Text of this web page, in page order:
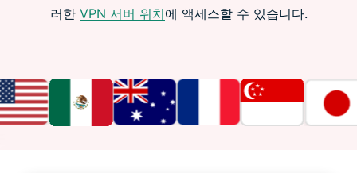
러한 VPN 서버 위치에 액세스할 수 있습니다.